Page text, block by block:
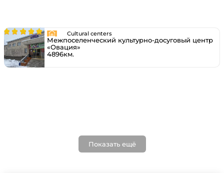
Cultural centers
Межпоселенческий культурно-досуговый центр
«Овация»
4896км.
Показать ещё